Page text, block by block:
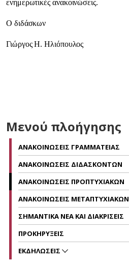
ενημερωτικές ανακοινώσεις.
Ο διδάσκων
Γιώργος Η. Ηλιόπουλος
Μενού πλοήγησης
ΑΝΑΚΟΙΝΩΣΕΙΣ ΓΡΑΜΜΑΤΕΙΑΣ
ΑΝΑΚΟΙΝΩΣΕΙΣ ΔΙΔΑΣΚΟΝΤΩΝ
ΑΝΑΚΟΙΝΩΣΕΙΣ ΠΡΟΠΤΥΧΙΑΚΩΝ
ΑΝΑΚΟΙΝΩΣΕΙΣ ΜΕΤΑΠΤΥΧΙΑΚΩΝ
ΣΗΜΑΝΤΙΚΑ ΝΕΑ ΚΑΙ ΔΙΑΚΡΙΣΕΙΣ
ΠΡΟΚΗΡΥΞΕΙΣ
ΕΚΔΗΛΩΣΕΙΣ